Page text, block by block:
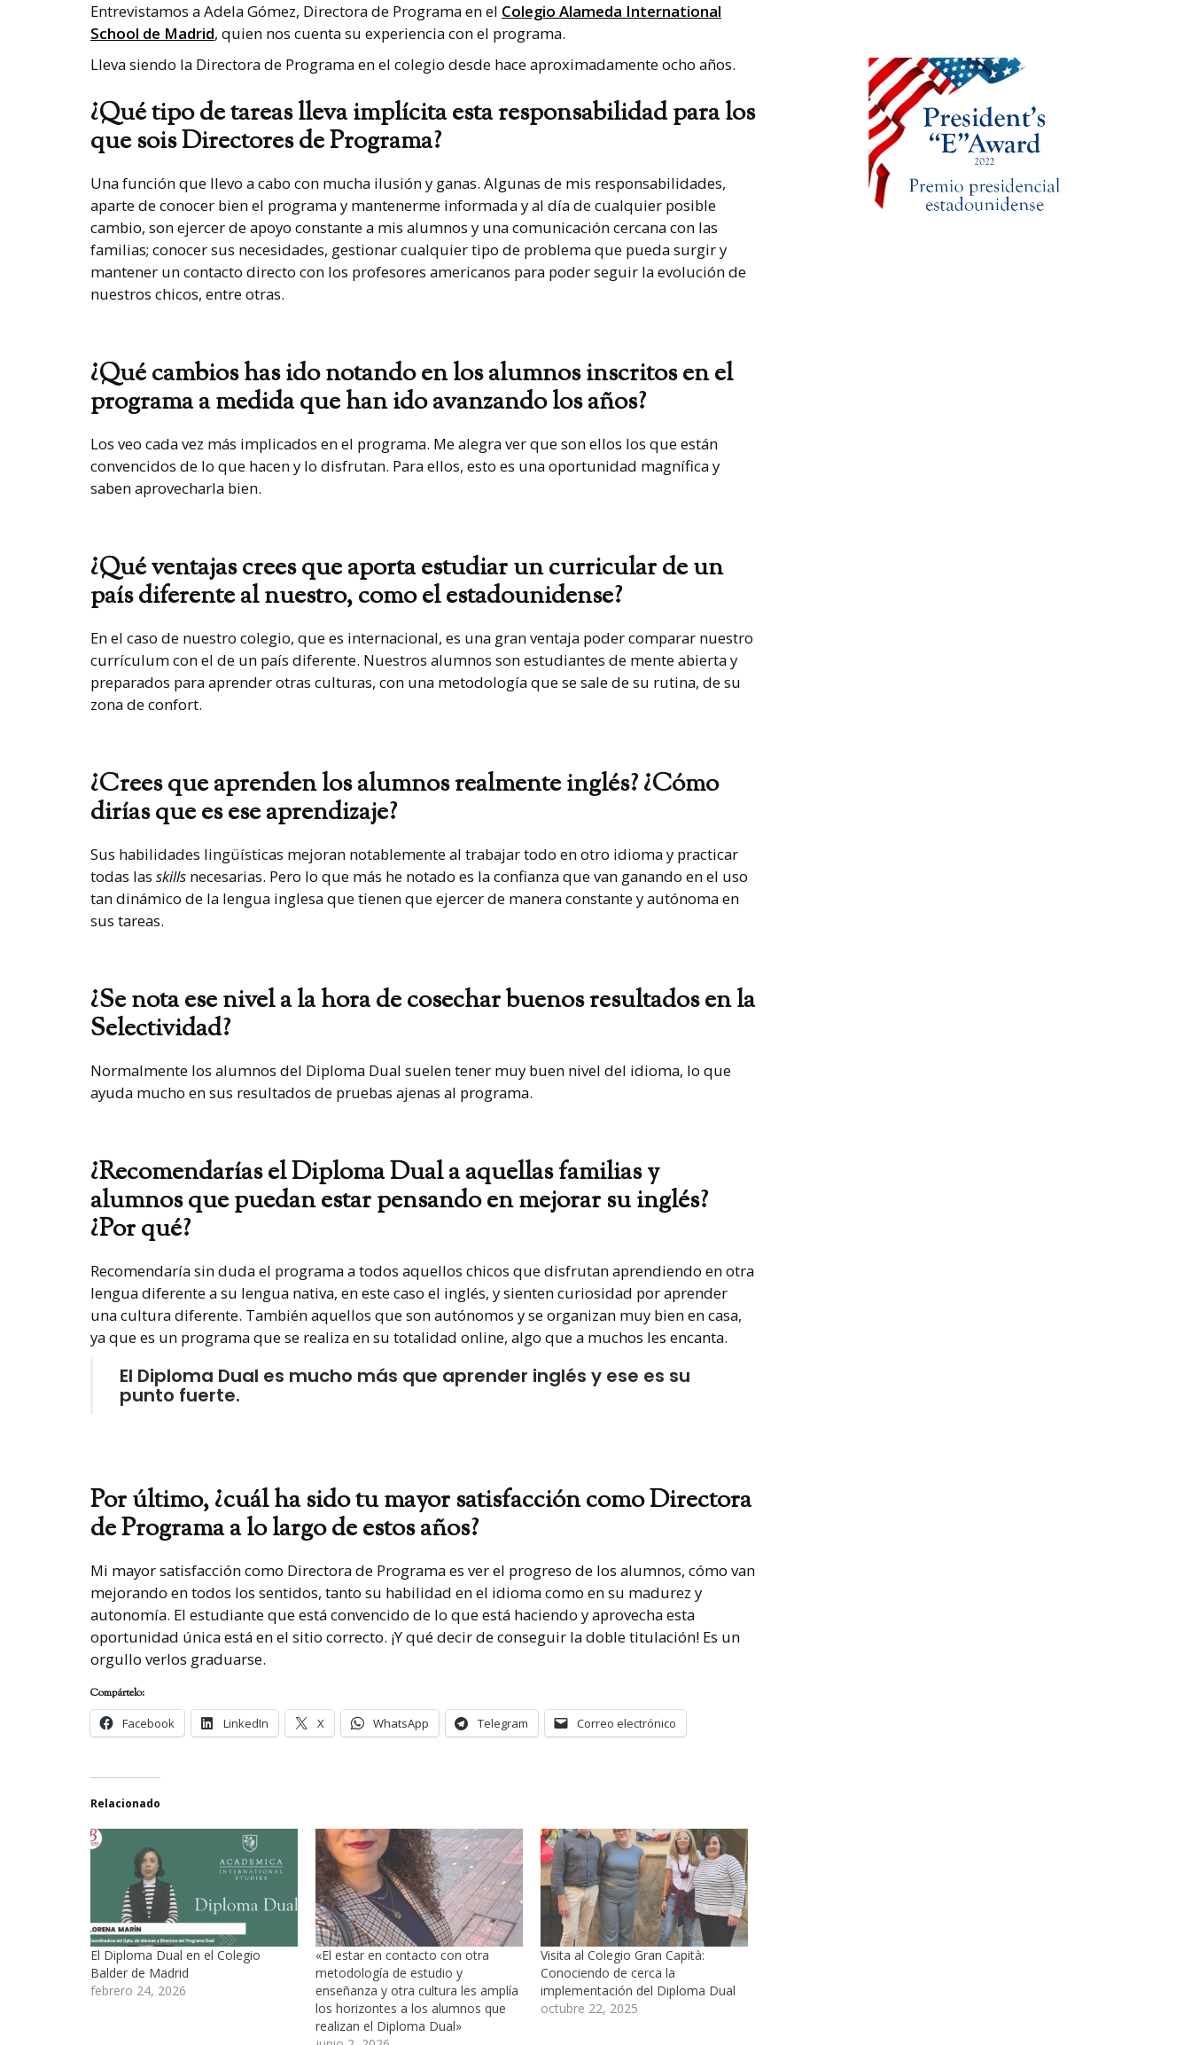
Entrevistamos a Adela Gómez, Directora de Programa en el Colegio Alameda International
School de Madrid, quien nos cuenta su experiencia con el programa.
Lleva siendo la Directora de Programa en el colegio desde hace aproximadamente ocho años.
¿Qué tipo de tareas lleva implícita esta responsabilidad para los
que sois Directores de Programa?
Una función que llevo a cabo con mucha ilusión y ganas. Algunas de mis responsabilidades,
aparte de conocer bien el programa y mantenerme informada y al día de cualquier posible
cambio, son ejercer de apoyo constante a mis alumnos y una comunicación cercana con las
familias; conocer sus necesidades, gestionar cualquier tipo de problema que pueda surgir y
mantener un contacto directo con los profesores americanos para poder seguir la evolución de
nuestros chicos, entre otras.
¿Qué cambios has ido notando en los alumnos inscritos en el
programa a medida que han ido avanzando los años?
Los veo cada vez más implicados en el programa. Me alegra ver que son ellos los que están
convencidos de lo que hacen y lo disfrutan. Para ellos, esto es una oportunidad magnífica y
saben aprovecharla bien.
¿Qué ventajas crees que aporta estudiar un curricular de un
país diferente al nuestro, como el estadounidense?
En el caso de nuestro colegio, que es internacional, es una gran ventaja poder comparar nuestro
currículum con el de un país diferente. Nuestros alumnos son estudiantes de mente abierta y
preparados para aprender otras culturas, con una metodología que se sale de su rutina, de su
zona de confort.
¿Crees que aprenden los alumnos realmente inglés? ¿Cómo
dirías que es ese aprendizaje?
Sus habilidades lingüísticas mejoran notablemente al trabajar todo en otro idioma y practicar
todas las skills necesarias. Pero lo que más he notado es la confianza que van ganando en el uso
tan dinámico de la lengua inglesa que tienen que ejercer de manera constante y autónoma en
sus tareas.
¿Se nota ese nivel a la hora de cosechar buenos resultados en la
Selectividad?
Normalmente los alumnos del Diploma Dual suelen tener muy buen nivel del idioma, lo que
ayuda mucho en sus resultados de pruebas ajenas al programa.
¿Recomendarías el Diploma Dual a aquellas familias y
alumnos que puedan estar pensando en mejorar su inglés?
¿Por qué?
Recomendaría sin duda el programa a todos aquellos chicos que disfrutan aprendiendo en otra
lengua diferente a su lengua nativa, en este caso el inglés, y sienten curiosidad por aprender
una cultura diferente. También aquellos que son autónomos y se organizan muy bien en casa,
ya que es un programa que se realiza en su totalidad online, algo que a muchos les encanta.
El Diploma Dual es mucho más que aprender inglés y ese es su
punto fuerte.
Por último, ¿cuál ha sido tu mayor satisfacción como Directora
de Programa a lo largo de estos años?
Mi mayor satisfacción como Directora de Programa es ver el progreso de los alumnos, cómo van
mejorando en todos los sentidos, tanto su habilidad en el idioma como en su madurez y
autonomía. El estudiante que está convencido de lo que está haciendo y aprovecha esta
oportunidad única está en el sitio correcto. ¡Y qué decir de conseguir la doble titulación! Es un
orgullo verlos graduarse.
Compártelo:
Facebook
LinkedIn X WhatsApp Telegram Correo electrónico
Relacionado
El Diploma Dual en el Colegio
Balder de Madrid
febrero 24, 2026
«El estar en contacto con otra
metodología de estudio y
enseñanza y otra cultura les amplía
los horizontes a los alumnos que
realizan el Diploma Dual»
Visita al Colegio Gran Capità:
Conociendo de cerca la
implementación del Diploma Dual
octubre 22, 2025